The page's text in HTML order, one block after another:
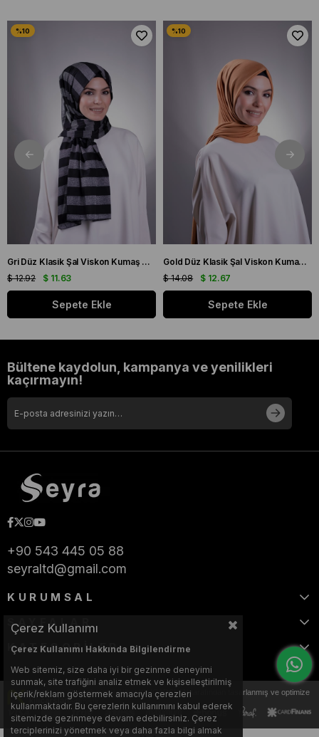
Gri Düz Klasik Şal Viskon Kumaş Simli Şeritli 202100_15
$ 11.63
$ 12.92
Sepete Ekle
Gold Düz Klasik Şal Viskon Kumaş Likralı Penye 202101_03
$ 12.67
$ 14.08
Sepete Ekle
Bültene kaydolun, kampanya ve yenilikleri
kaçırmayın!
+90 543 445 05 88
seyraltd@gmail.com
KURUMSAL
SAYFALAR
KATEGORİLER
Bu web sitesi, Nihat KILIÇARSLAN tarafından tasarlanmış ve optimize
edilmiştir.
Çerez Kullanımı
Çerez Kullanımı Hakkında Bilgilendirme
Web sitemiz, size daha iyi bir gezinme deneyimi
sunmak, site trafiğini analiz etmek ve kişiselleştirilmiş
içerik/reklam göstermek amacıyla çerezleri
kullanmaktadır. Bu çerezlerin kullanımını kabul ederek
sitemizde gezinmeye devam edebilirsiniz. Çerez
terciplerinizi yönetmek veya daha fazla bilgi almak